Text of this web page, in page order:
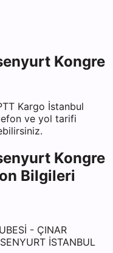
Kongre
Kargo İstanbul
ve yol tarifi
Kongre
Bilgileri
- ÇINAR
İSTANBUL